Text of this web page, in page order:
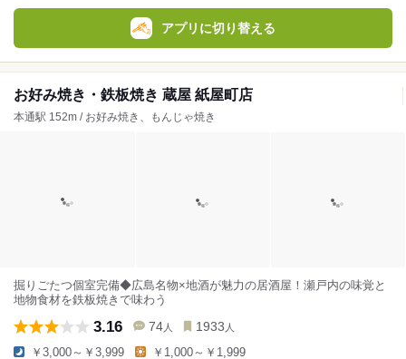
アプリに切り替える
お好み焼き・鉄板焼き 蔵屋 紙屋町店
本通駅 152m / お好み焼き、もんじゃ焼き
掘りごたつ個室完備◆広島名物×地酒が魅力の居酒屋！瀬戸内の味覚と
地物食材を鉄板焼きで味わう
3.16 74 人 1933 人
￥3,000～￥3,999 ￥1,000～￥1,999